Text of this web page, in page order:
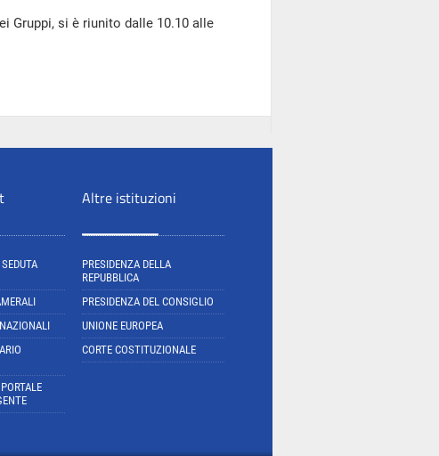
Gruppi, si è riunito dalle 10.10 alle
Altre istituzioni
PRESIDENZA DELLA
REPUBBLICA
PRESIDENZA DEL CONSIGLIO
UNIONE EUROPEA
CORTE COSTITUZIONALE